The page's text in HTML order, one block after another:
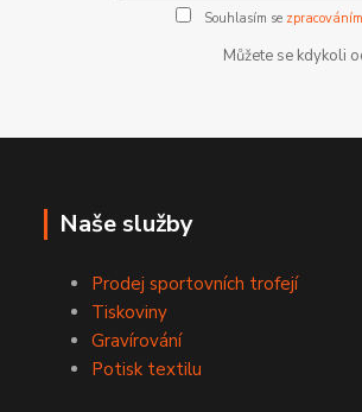
Souhlasím se
Můžete se kdykoli
Naše služby
Prodej sportovních trofejí
Tiskoviny
Gravírování
Potisk textilu